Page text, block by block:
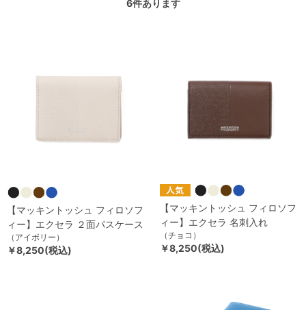
6件あります
【マッキントッシュ フィロソフ
ィー】エクセラ ２面パスケース
（アイボリー）
￥8,250(税込)
【マッキントッシュ フィロソフ
ィー】エクセラ 名刺入れ
（チョコ）
￥8,250(税込)